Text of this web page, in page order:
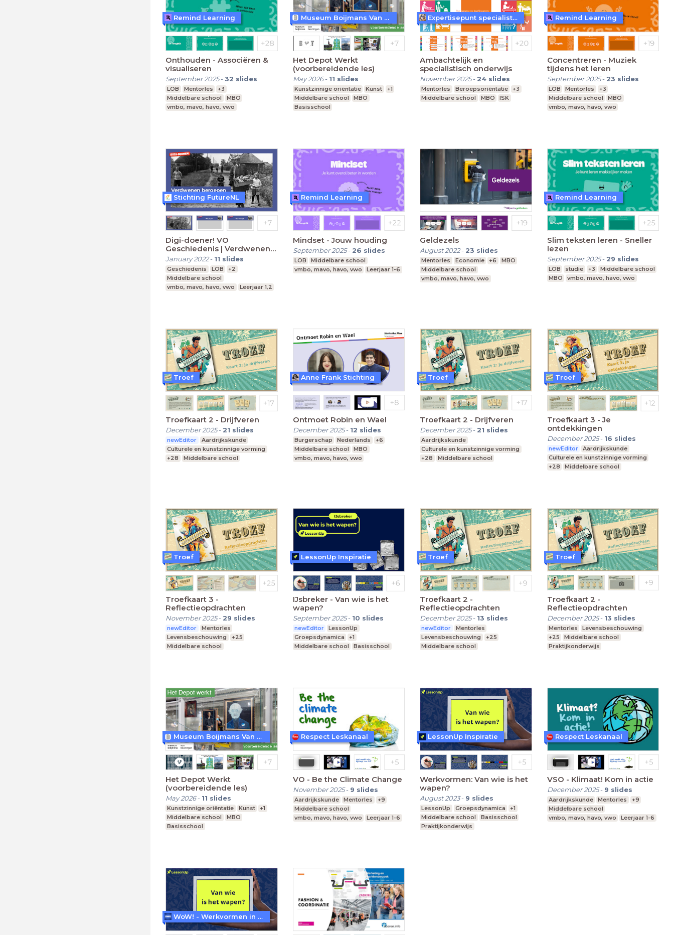
Onthouden - Associëren &
visualiseren
September 2025-32 slides
LOB Mentorles
+3
Middelbare school
MBO
vmbo, mavo, havo, vwo
Remind Learning
Het Depot Werkt
(voorbereidende les)
May 2026- 11 slides
Kunstzinnige oriëntatie Kunst
+1
Middelbare school
MBO
Basisschool
Museum Boijmans Van Beuningen
Ambachtelijk en
specialistisch onderwijs
November 2025- 24 slides
Mentorles Beroepsoriëntatie
+3
Middelbare school
MBO ISK
Expertisepunt specialistisch vakmanschap
Concentreren - Muziek
tijdens het leren
September 2025- 23 slides
LOB Mentorles
+3
Middelbare school
MBO
vmbo, mavo, havo, vwo
Remind Learning
Digi-doener! VO
Geschiedenis | Verdwenen
beroepen
January 2022- 11 slides
Geschiedenis LOB
+2
Middelbare school
vmbo, mavo, havo, vwo
Leerjaar 1,2
Stichting FutureNL
Mindset - Jouw houding
September 2025- 26 slides
LOB
Middelbare school
vmbo, mavo, havo, vwo
Leerjaar 1-6
Remind Learning
Geldezels
August 2022- 23 slides
Mentorles Economie +6
MBO
Middelbare school
vmbo, mavo, havo, vwo
Slim teksten leren - Sneller
lezen
September 2025- 29 slides
LOB studie +3
Middelbare school
MBO
vmbo, mavo, havo, vwo
Remind Learning
Troefkaart 2 - Drijfveren
December 2025- 21 slides
newEditor
Aardrijkskunde
Culturele en kunstzinnige vorming
+28
Middelbare school
Troef
Ontmoet Robin en Wael
December 2025- 12 slides
Burgerschap Nederlands
+6
Middelbare school
MBO
vmbo, mavo, havo, vwo
Anne Frank Stichting
Troefkaart 2 - Drijfveren
December 2025- 21 slides
Aardrijkskunde
Culturele en kunstzinnige vorming
+28
Middelbare school
Troef
Troefkaart 3 - Je
ontdekkingen
December 2025- 16 slides
newEditor
Aardrijkskunde
Culturele en kunstzinnige vorming
+28
Middelbare school
Troef
Troefkaart 3 -
Reflectieopdrachten
November 2025- 29 slides
newEditor
Mentorles
Levensbeschouwing
+25
Middelbare school
Troef
IJsbreker - Van wie is het
wapen?
September 2025- 10 slides
newEditor
LessonUp
Groepsdynamica
+1
Middelbare school
Basisschool
LessonUp Inspiratie
Troefkaart 2 -
Reflectieopdrachten
December 2025- 13 slides
newEditor
Mentorles
Levensbeschouwing
+25
Middelbare school
Troef
Troefkaart 2 -
Reflectieopdrachten
December 2025- 13 slides
Mentorles
Levensbeschouwing
+25
Middelbare school
Praktijkonderwijs
Troef
Het Depot Werkt
(voorbereidende les)
May 2026- 11 slides
Kunstzinnige oriëntatie Kunst
+1
Middelbare school
MBO
Basisschool
Museum Boijmans Van Beuningen
VO - Be the Climate Change
November 2025- 9 slides
Aardrijkskunde Mentorles
+9
Middelbare school
vmbo, mavo, havo, vwo
Leerjaar 1-6
Respect Leskanaal
Werkvormen: Van wie is het
wapen?
August 2023- 9 slides
LessonUp Groepsdynamica
+1
Middelbare school
Basisschool
Praktijkonderwijs
LessonUp Inspiratie
VSO - Klimaat! Kom in actie
December 2025- 9 slides
Aardrijkskunde Mentorles
+9
Middelbare school
vmbo, mavo, havo, vwo
Leerjaar 1-6
Respect Leskanaal
WoW! - Werkvormen in LessonUp